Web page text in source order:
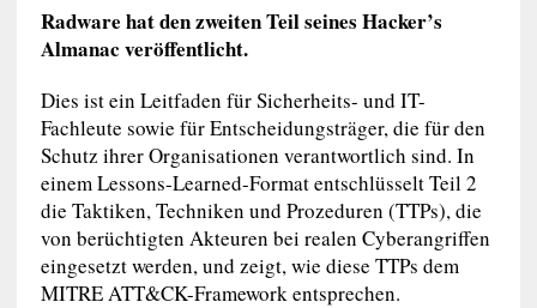
Radware hat den zweiten Teil seines Hacker’s
Almanac veröffentlicht.
Dies ist ein Leitfaden für Sicherheits- und IT-
Fachleute sowie für Entscheidungsträger, die für den
Schutz ihrer Organisationen verantwortlich sind. In
einem Lessons-Learned-Format entschlüsselt Teil 2
die Taktiken, Techniken und Prozeduren (TTPs), die
von berüchtigten Akteuren bei realen Cyberangriffen
eingesetzt werden, und zeigt, wie diese TTPs dem
MITRE ATT&CK-Framework entsprechen.